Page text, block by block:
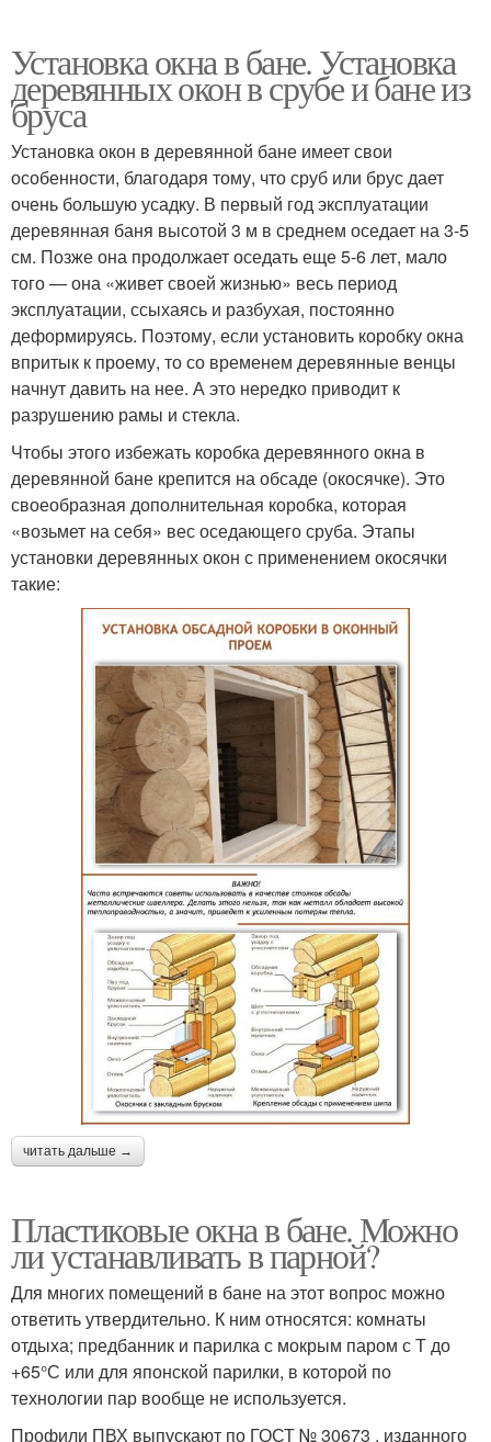
Установка окна в бане. Установка
деревянных окон в срубе и бане из
бруса
Установка окон в деревянной бане имеет свои
особенности, благодаря тому, что сруб или брус дает
очень большую усадку. В первый год эксплуатации
деревянная баня высотой 3 м в среднем оседает на 3-5
см. Позже она продолжает оседать еще 5-6 лет, мало
того — она «живет своей жизнью» весь период
эксплуатации, ссыхаясь и разбухая, постоянно
деформируясь. Поэтому, если установить коробку окна
впритык к проему, то со временем деревянные венцы
начнут давить на нее. А это нередко приводит к
разрушению рамы и стекла.
Чтобы этого избежать коробка деревянного окна в
деревянной бане крепится на обсаде (окосячке). Это
своеобразная дополнительная коробка, которая
«возьмет на себя» вес оседающего сруба. Этапы
установки деревянных окон с применением окосячки
такие:
читать дальше →
Пластиковые окна в бане. Можно
ли устанавливать в парной?
Для многих помещений в бане на этот вопрос можно
ответить утвердительно. К ним относятся: комнаты
отдыха; предбанник и парилка с мокрым паром с Т до
+65°С или для японской парилки, в которой по
технологии пар вообще не используется.
Профили ПВХ выпускают по ГОСТ № 30673 , изданного